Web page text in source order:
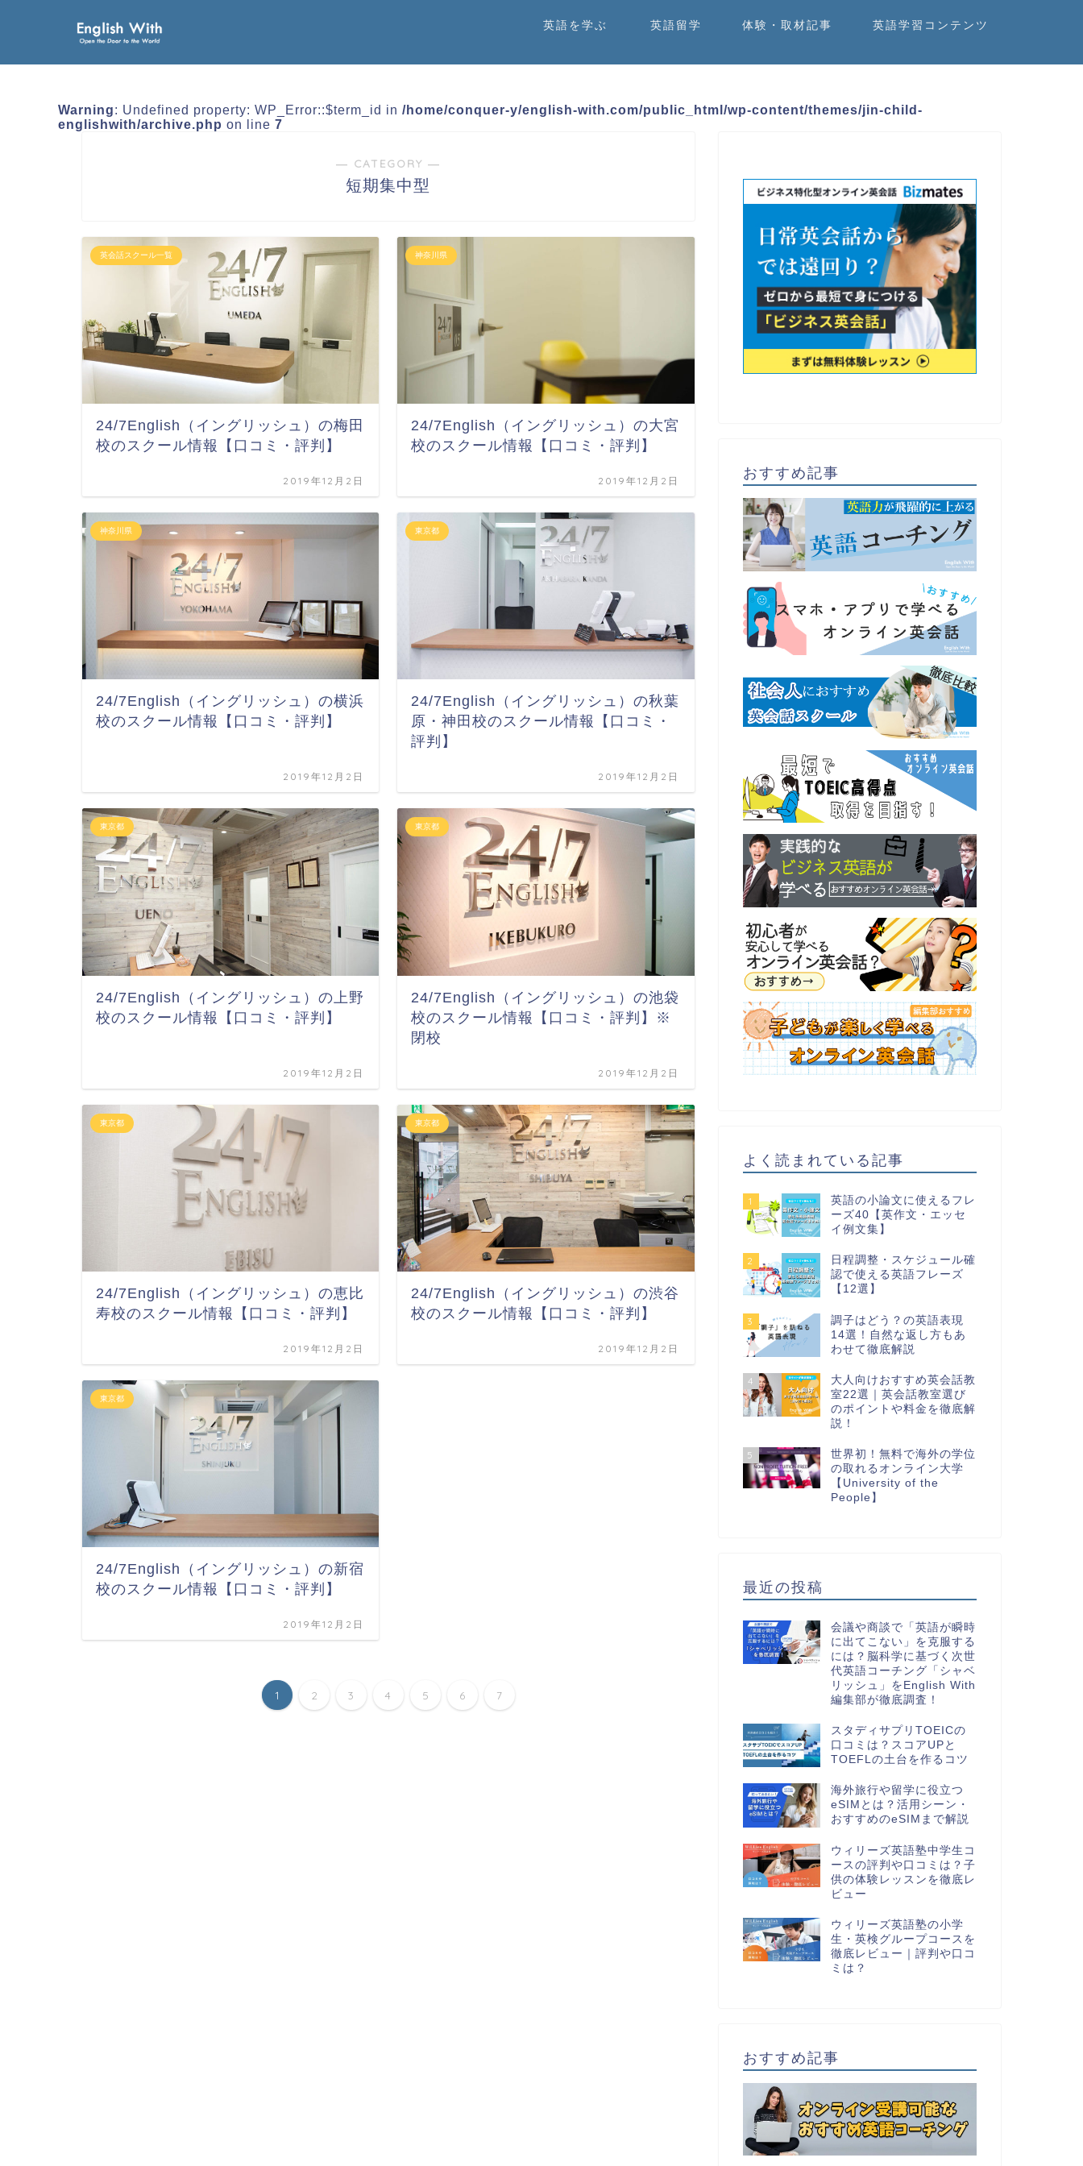
英語を学ぶ 英語留学 体験・取材記事 英語学習コンテンツ
Warning: Undefined property: WP_Error::$term_id in /home/conquer-y/english-with.com/public_html/wp-content/themes/jin-child-
englishwith/archive.php on line 7
― CATEGORY ―
短期集中型
英会話スクール一覧
24/7English（イングリッシュ）の梅田
校のスクール情報【口コミ・評判】
2019年12月2日
神奈川県
24/7English（イングリッシュ）の大宮
校のスクール情報【口コミ・評判】
2019年12月2日
神奈川県
24/7English（イングリッシュ）の横浜
校のスクール情報【口コミ・評判】
2019年12月2日
東京都
24/7English（イングリッシュ）の秋葉
原・神田校のスクール情報【口コミ・
評判】
2019年12月2日
東京都
24/7English（イングリッシュ）の上野
校のスクール情報【口コミ・評判】
2019年12月2日
東京都
24/7English（イングリッシュ）の池袋
校のスクール情報【口コミ・評判】※
閉校
2019年12月2日
東京都
24/7English（イングリッシュ）の恵比
寿校のスクール情報【口コミ・評判】
2019年12月2日
東京都
24/7English（イングリッシュ）の渋谷
校のスクール情報【口コミ・評判】
2019年12月2日
東京都
24/7English（イングリッシュ）の新宿
校のスクール情報【口コミ・評判】
2019年12月2日
1 2 3 4 5 6 7
おすすめ記事
よく読まれている記事
1
英語の小論文に使えるフレ
ーズ40【英作文・エッセ
イ例文集】
2
日程調整・スケジュール確
認で使える英語フレーズ
【12選】
3
調子はどう？の英語表現
14選！自然な返し方もあ
わせて徹底解説
4
大人向けおすすめ英会話教
室22選｜英会話教室選び
のポイントや料金を徹底解
説！
5
世界初！無料で海外の学位
の取れるオンライン大学
【University of the
People】
最近の投稿
会議や商談で「英語が瞬時
に出てこない」を克服する
には？脳科学に基づく次世
代英語コーチング「シャベ
リッシュ」をEnglish With
編集部が徹底調査！
スタディサプリTOEICの
口コミは？スコアUPと
TOEFLの土台を作るコツ
海外旅行や留学に役立つ
eSIMとは？活用シーン・
おすすめのeSIMまで解説
ウィリーズ英語塾中学生コ
ースの評判や口コミは？子
供の体験レッスンを徹底レ
ビュー
ウィリーズ英語塾の小学
生・英検グループコースを
徹底レビュー｜評判や口コ
ミは？
おすすめ記事